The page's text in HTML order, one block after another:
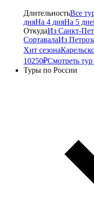
ДлительностьВсе
дняНа 4 дняНа 5
ОткудаИз Санкт-
СортавалаИз
Хит сезона
10250₽Смотреть
Туры по России